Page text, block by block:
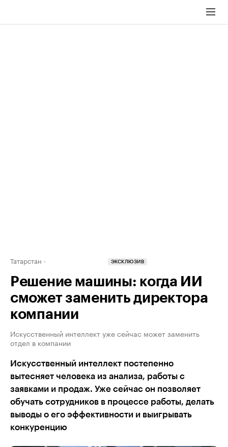
Татарстан ЭКСКЛЮЗИВ
Решение машины: когда ИИ
сможет заменить директора
компании
Искусственный интеллект уже сейчас может заменить
отдел в компании
Искусственный интеллект постепенно
вытесняет человека из анализа, работы с
заявками и продаж. Уже сейчас он позволяет
обучать сотрудников в процессе работы, делать
выводы о его эффективности и выигрывать
конкуренцию